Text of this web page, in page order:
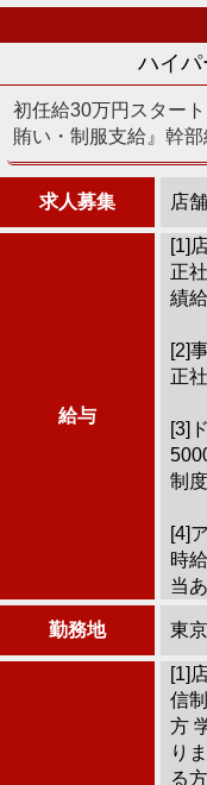
ハイ
初任給30万円スター
賄い・制服支給』幹
求人募集 店
給与
[1]
正
績給
[2]
正
[3]
制
[4]
時
当
勤務地 東
[1]
信
方
り
る